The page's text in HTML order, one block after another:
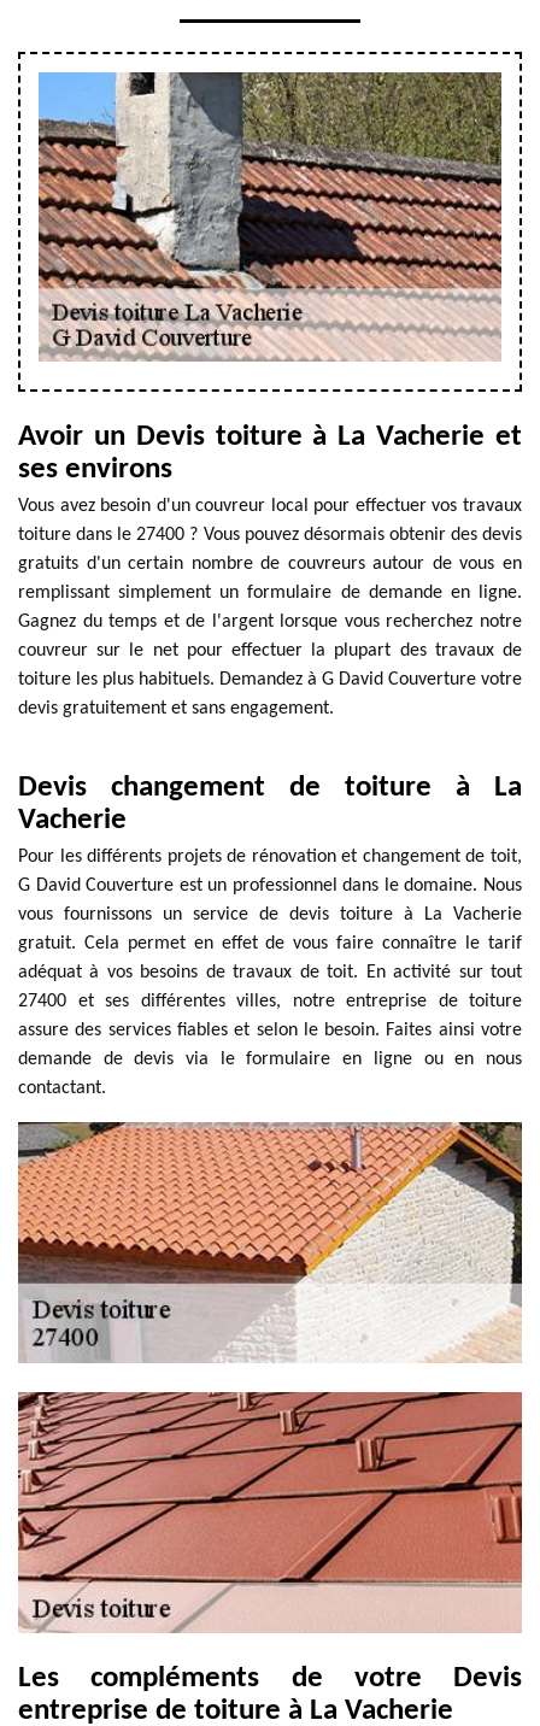
Avoir un Devis toiture à La Vacherie et
ses environs
Vous avez besoin d'un couvreur local pour effectuer vos travaux
toiture dans le 27400 ? Vous pouvez désormais obtenir des devis
gratuits d'un certain nombre de couvreurs autour de vous en
remplissant simplement un formulaire de demande en ligne.
Gagnez du temps et de l'argent lorsque vous recherchez notre
couvreur sur le net pour effectuer la plupart des travaux de
toiture les plus habituels. Demandez à G David Couverture votre
devis gratuitement et sans engagement.
Devis changement de toiture à La
Vacherie
Pour les différents projets de rénovation et changement de toit,
G David Couverture est un professionnel dans le domaine. Nous
vous fournissons un service de devis toiture à La Vacherie
gratuit. Cela permet en effet de vous faire connaître le tarif
adéquat à vos besoins de travaux de toit. En activité sur tout
27400 et ses différentes villes, notre entreprise de toiture
assure des services fiables et selon le besoin. Faites ainsi votre
demande de devis via le formulaire en ligne ou en nous
contactant.
Les compléments de votre Devis
entreprise de toiture à La Vacherie